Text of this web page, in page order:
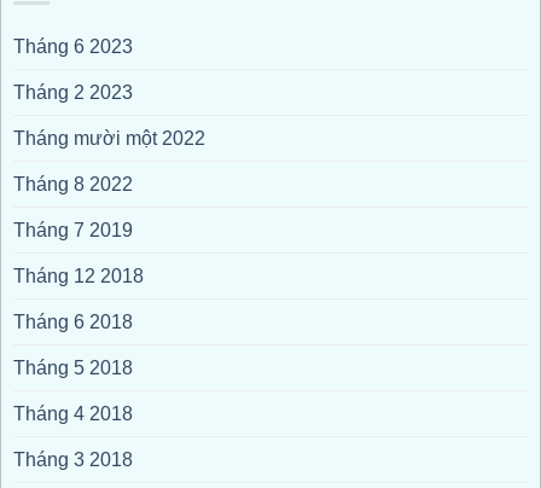
Tháng 6 2023
Tháng 2 2023
Tháng mười một 2022
Tháng 8 2022
Tháng 7 2019
Tháng 12 2018
Tháng 6 2018
Tháng 5 2018
Tháng 4 2018
Tháng 3 2018